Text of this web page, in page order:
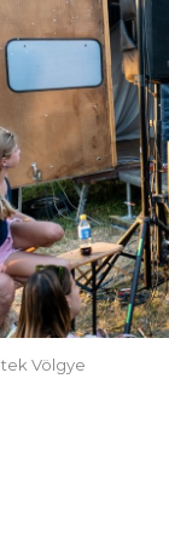
Völgye